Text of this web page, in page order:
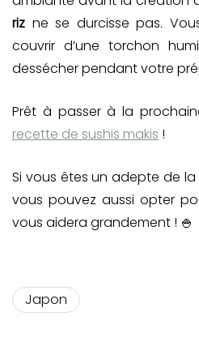
riz ne se durcisse pas.
couvrir d’une torchon
dessécher pendant votre
Prêt à passer à la
recette de sushis makis !
Si vous êtes un adepte de
vous pouvez aussi opter
vous aidera grandement ! 🍚
Japon